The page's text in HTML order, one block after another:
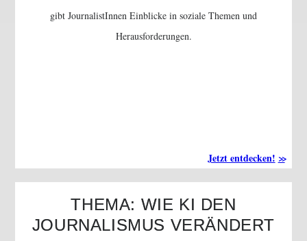
gibt JournalistInnen Einblicke in soziale Themen und
Herausforderungen.
Jetzt entdecken!
THEMA: WIE KI DEN
JOURNALISMUS VERÄNDERT